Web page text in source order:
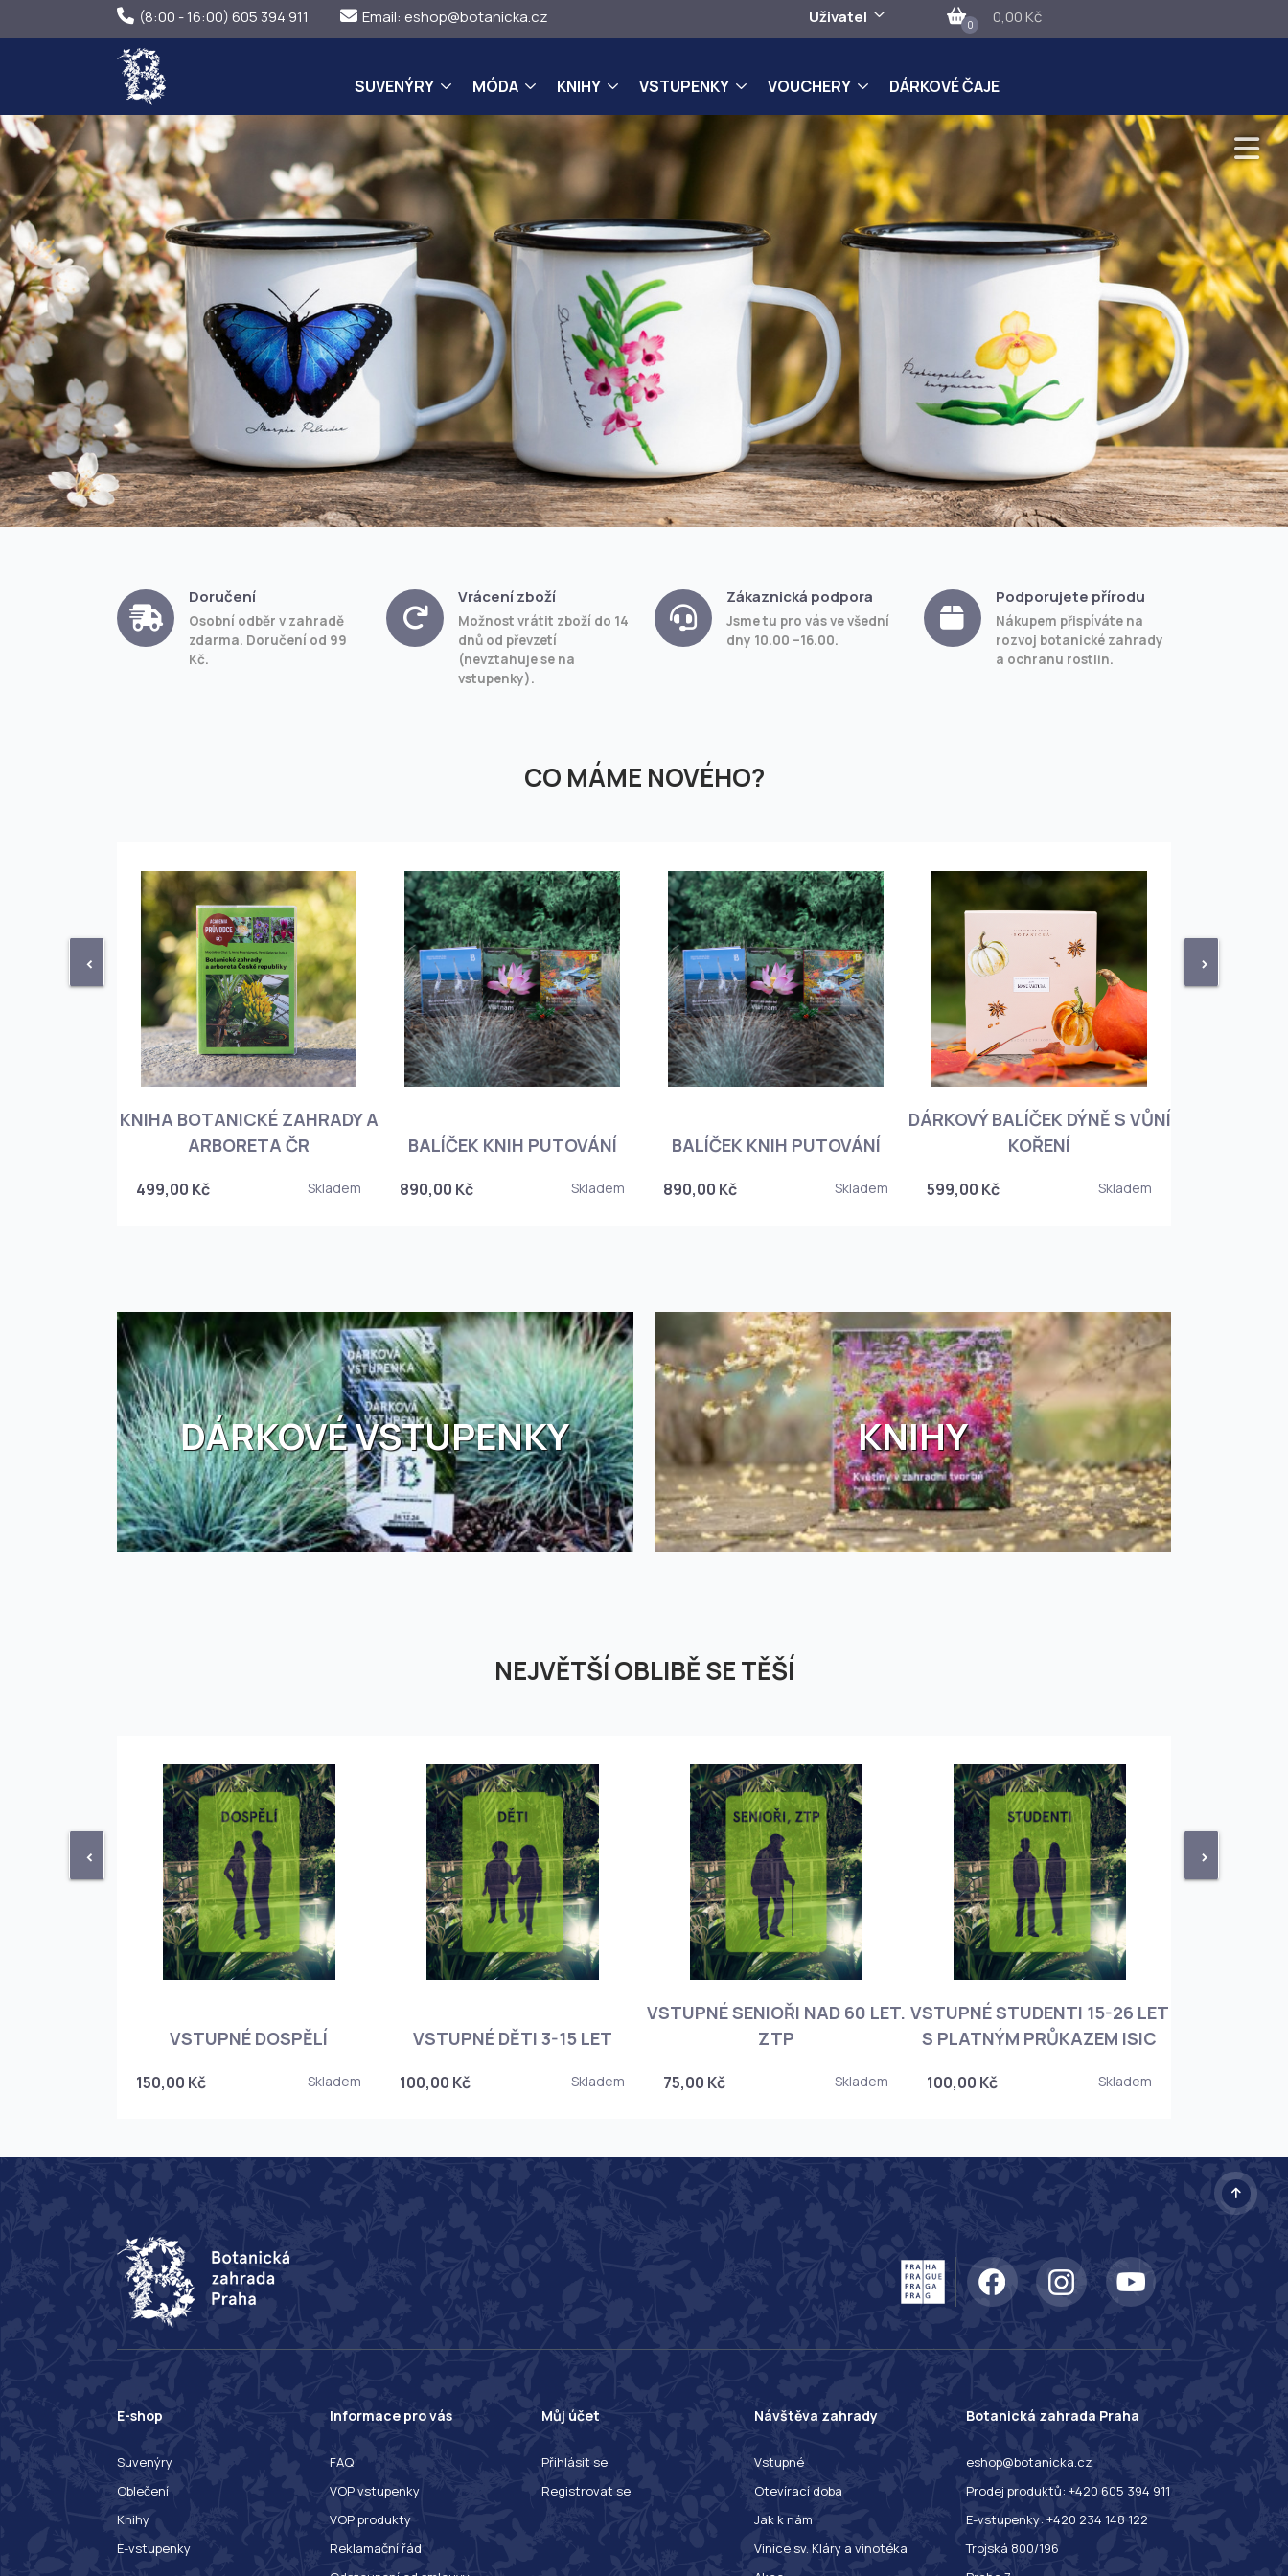
(8:00 - 16:00) 605 394 911 Email: eshop@botanicka.cz Uživatel 0 0,00 Kč
SUVENÝRY MÓDA KNIHY VSTUPENKY VOUCHERY DÁRKOVÉ ČAJE
Doručení
Osobní odběr v zahradě
zdarma. Doručení od 99
Kč.
Vrácení zboží
Možnost vrátit zboží do 14
dnů od převzetí
(nevztahuje se na
vstupenky).
Zákaznická podpora
Jsme tu pro vás ve všední
dny 10.00 –16.00.
Podporujete přírodu
Nákupem přispíváte na
rozvoj botanické zahrady
a ochranu rostlin.
CO MÁME NOVÉHO?
< >
KNIHA BOTANICKÉ ZAHRADY A
ARBORETA ČR
499,00 Kč Skladem
BALÍČEK KNIH PUTOVÁNÍ
890,00 Kč Skladem
BALÍČEK KNIH PUTOVÁNÍ
890,00 Kč Skladem
DÁRKOVÝ BALÍČEK DÝNĚ S VŮNÍ
KOŘENÍ
599,00 Kč Skladem
DÁRKOVÉ VSTUPENKY KNIHY
NEJVĚTŠÍ OBLIBĚ SE TĚŠÍ
< >
VSTUPNÉ DOSPĚLÍ
150,00 Kč Skladem
VSTUPNÉ DĚTI 3-15 LET
100,00 Kč Skladem
VSTUPNÉ SENIOŘI NAD 60 LET.
ZTP
75,00 Kč Skladem
VSTUPNÉ STUDENTI 15-26 LET
S PLATNÝM PRŮKAZEM ISIC
100,00 Kč Skladem
E-shop
Suvenýry
Oblečení
Knihy
E-vstupenky
Informace pro vás
FAQ
VOP vstupenky
VOP produkty
Reklamační řád
Můj účet
Přihlásit se
Registrovat se
Návštěva zahrady
Vstupné
Otevírací doba
Jak k nám
Vinice sv. Kláry a vinotéka
Botanická zahrada Praha
eshop@botanicka.cz
Prodej produktů: +420 605 394 911
E-vstupenky: +420 234 148 122
Trojská 800/196